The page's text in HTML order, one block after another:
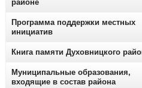
районе
Программа поддержки местных
инициатив
Книга памяти Духовницкого
Муниципальные образования,
входящие в состав района